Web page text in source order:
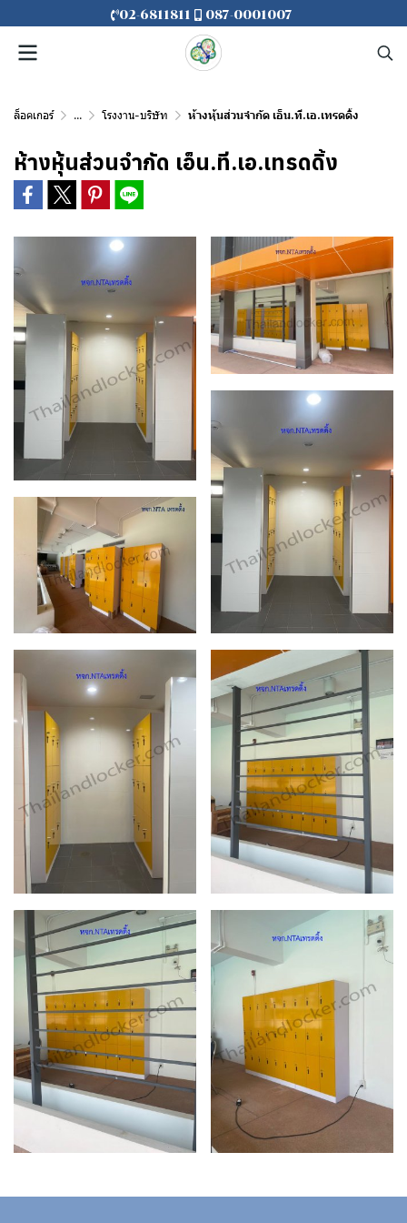
02-6811811 087-0001007
ล็อคเกอร์ ... โรงงาน-บริษัท ห้างหุ้นส่วนจำกัด เอ็น.ที.เอ.เทรดดิ้ง
ห้างหุ้นส่วนจำกัด เอ็น.ที.เอ.เทรดดิ้ง